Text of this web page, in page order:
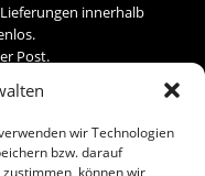
wir Technologien
bzw. darauf
können wir
innerhalb
Post.